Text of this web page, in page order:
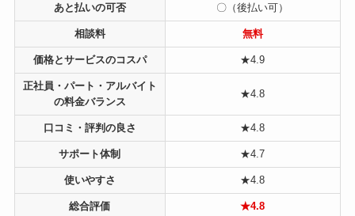
あと払いの可否 〇（後払い可）
相談料 無料
価格とサービスのコスパ ★4.9
正社員・パート・アルバイト
の料金バランス
★4.8
口コミ・評判の良さ ★4.8
サポート体制 ★4.7
使いやすさ ★4.8
総合評価 ★4.8